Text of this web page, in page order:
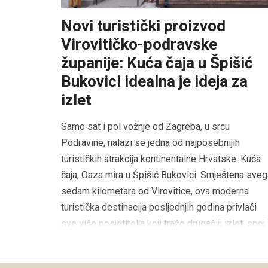
Novi turistički proizvod
Virovitičko-podravske
županije: Kuća čaja u Špišić
Bukovici idealna je ideja za
izlet
Samo sat i pol vožnje od Zagreba, u srcu
Podravine, nalazi se jedna od najposebnijih
turističkih atrakcija kontinentalne Hrvatske: Kuća
čaja, Oaza mira u Špišić Bukovici. Smještena
sedam kilometara od Virovitice, ova moderna
turistička destinacija posljednjih godina privlači
sve više posjetitelja koji traže drugačiji izlet, spoj